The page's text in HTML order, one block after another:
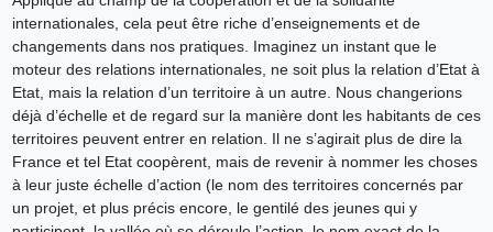
internationales, cela peut être riche d’enseignements et de
changements dans nos pratiques. Imaginez un instant que le
moteur des relations internationales, ne soit plus la relation d’Etat à
Etat, mais la relation d’un territoire à un autre. Nous changerions
déjà d’échelle et de regard sur la manière dont les habitants de ces
territoires peuvent entrer en relation. Il ne s’agirait plus de dire la
France et tel Etat coopèrent, mais de revenir à nommer les choses
à leur juste échelle d’action (le nom des territoires concernés par
un projet, et plus précis encore, le gentilé des jeunes qui y